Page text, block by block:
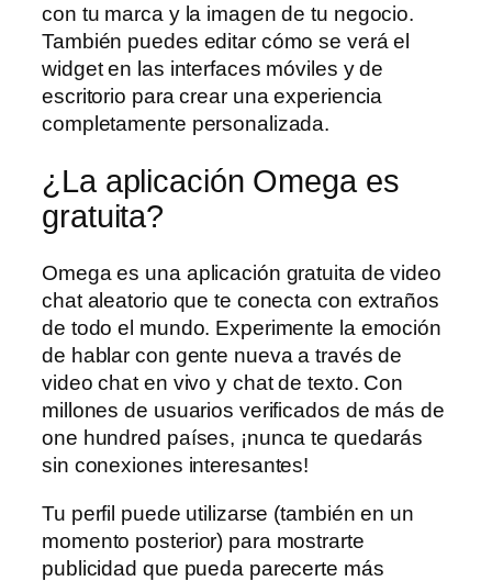
con tu marca y la imagen de tu negocio.
También puedes editar cómo se verá el
widget en las interfaces móviles y de
escritorio para crear una experiencia
completamente personalizada.
¿La aplicación Omega es
gratuita?
Omega es una aplicación gratuita de video
chat aleatorio que te conecta con extraños
de todo el mundo. Experimente la emoción
de hablar con gente nueva a través de
video chat en vivo y chat de texto. Con
millones de usuarios verificados de más de
one hundred países, ¡nunca te quedarás
sin conexiones interesantes!
Tu perfil puede utilizarse (también en un
momento posterior) para mostrarte
publicidad que pueda parecerte más